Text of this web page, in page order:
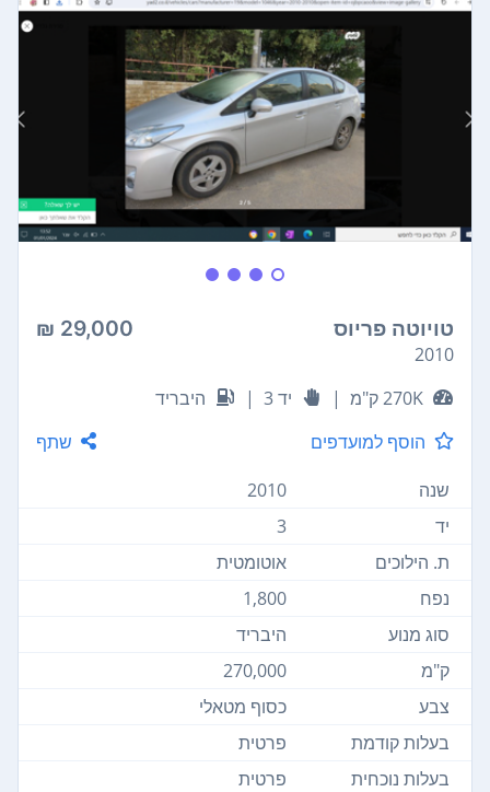
טויוטה פריוס 29,000 ₪
2010
270K ק"מ
| יד 3 |
היבריד
הוסף למועדפים
שתף
שנה
2010
יד
3
ת. הילוכים
אוטומטית
נפח
1,800
סוג מנוע
היבריד
ק"מ
270,000
צבע
כסוף מטאלי
בעלות קודמת
פרטית
בעלות נוכחית
פרטית